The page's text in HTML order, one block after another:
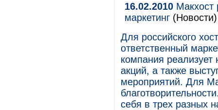
16.02.2010 Макхост
маркетинг (Новости)
Для российского
ответственный
компания реализует
акций, а также
мероприятий. Для
себя в трех разных